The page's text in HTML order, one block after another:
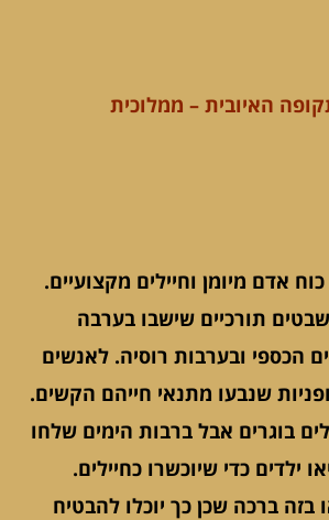
האיובית – ממלוכית
אדם מיומן וחיילים מקצועיים.
תורכיים שישבו בערבה
הכספי ובערבות רוסיה. לאנשים
שנבעו מתנאי חייהם הקשים.
בוגרים אבל ברבות הימים שלחו
ילדים כדי שיוכשרו כחיילים.
ברכה שכן כך יוכלו להבטיח